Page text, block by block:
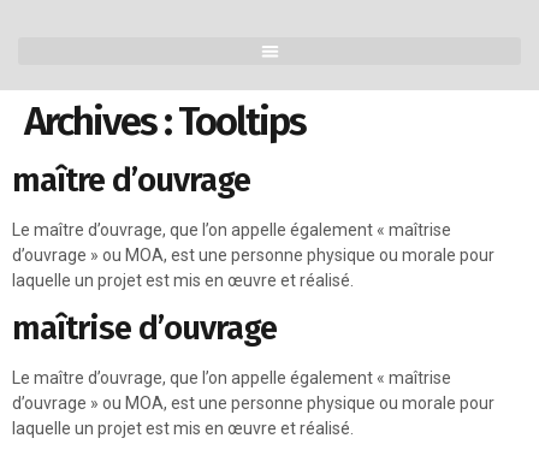
Archives :Tooltips
maître d’ouvrage
Le maître d’ouvrage, que l’on appelle également « maîtrise
d’ouvrage » ou MOA, est une personne physique ou morale pour
laquelle un projet est mis en œuvre et réalisé.
maîtrise d’ouvrage
Le maître d’ouvrage, que l’on appelle également « maîtrise
d’ouvrage » ou MOA, est une personne physique ou morale pour
laquelle un projet est mis en œuvre et réalisé.